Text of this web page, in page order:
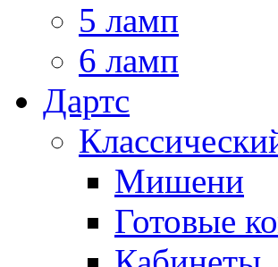
5 ламп
6 ламп
Дартс
Мишени
Готовые